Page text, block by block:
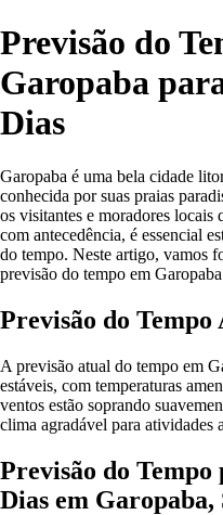
Previsão do
Garopaba
Dias
Garopaba é uma bela cidade
conhecida por suas praias
os visitantes e moradores locais
com antecedência, é essencial
do tempo. Neste artigo, vamos
previsão do tempo em
Previsão do
A previsão atual do tempo em
estáveis, com temperaturas
ventos estão soprando
clima agradável para atividades
Previsão do Tempo
Dias em Garopaba,